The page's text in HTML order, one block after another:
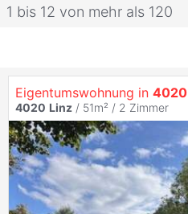
1 bis 12 von mehr als 120
Eigentumswohnung in 4020
4020 Linz / 51m² / 2 Zimmer